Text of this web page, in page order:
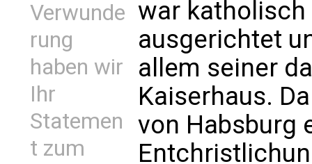
Verwunde
rung
haben wir
Ihr
Statemen
t zum
war katholisch
ausgerichtet
allem seiner
Kaiserhaus.
von Habsburg